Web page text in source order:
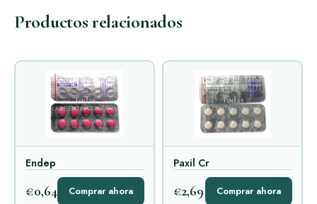
Productos relacionados
Endep
€0,64 Comprar ahora
Paxil Cr
€2,69 Comprar ahora